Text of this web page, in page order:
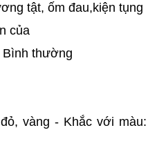
tật, ốm đau,kiện tụng
của
Bình thường
vàng - Khắc với màu: